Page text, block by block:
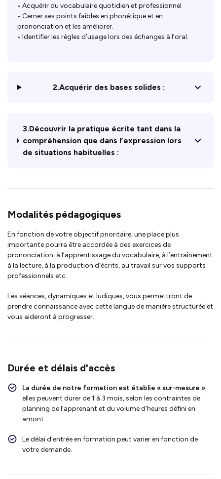
• Acquérir du vocabulaire quotidien et professionnel
• Cerner ses points faibles en phonétique et en
prononciation et les améliorer.
• Identifier les règles d’usage lors des échanges à l’oral.
2.Acquérir des bases solides :
3.Découvrir la pratique écrite tant dans la
compréhension que dans l’expression lors
de situations habituelles :
Modalités pédagogiques
En fonction de votre objectif prioritaire, une place plus
importante pourra être accordée à des exercices de
prononciation, à l’apprentissage du vocabulaire, à l’entraînement
à la lecture, à la production d’écrits, au travail sur vos supports
professionnels etc.
Les séances, dynamiques et ludiques, vous permettront de
prendre connaissance avec cette langue de manière structurée et
vous aideront à progresser.
Durée et délais d'accès
La durée de notre formation est établie « sur-mesure »,
elles peuvent durer de 1 à 3 mois, selon les contraintes de
planning de l’apprenant et du volume d’heures défini en
amont.
Le délai d’entrée en formation peut varier en fonction de
votre demande.